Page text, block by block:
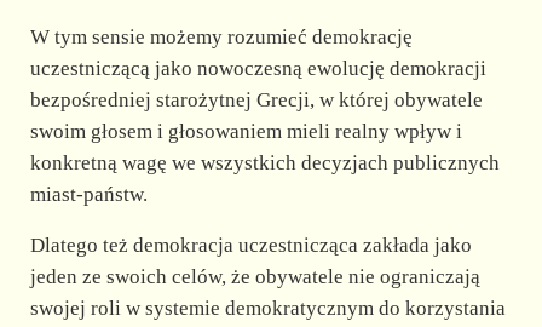
e
o
W tym sensie możemy rozumieć demokrację
uczestniczącą jako nowoczesną ewolucję demokracji
bezpośredniej starożytnej Grecji, w której obywatele
swoim głosem i głosowaniem mieli realny wpływ i
konkretną wagę we wszystkich decyzjach publicznych
miast-państw.
Dlatego też demokracja uczestnicząca zakłada jako
jeden ze swoich celów, że obywatele nie ograniczają
swojej roli w systemie demokratycznym do korzystania